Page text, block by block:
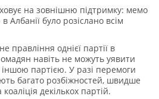
на зовнішню підтримку: мемо
Албанії було розіслано всім
правління однієї партії в
навіть не можуть уявити
партією. У разі перемоги
багато розбіжностей, швидше
декількох партій.